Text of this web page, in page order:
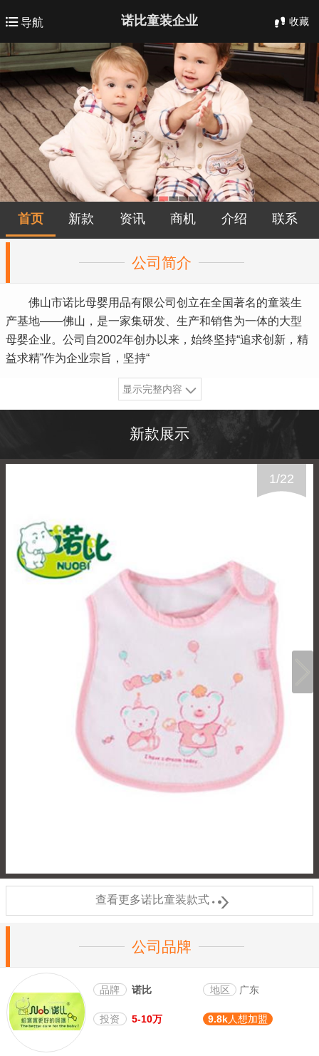
导航 诺比童装企业 收藏
首页 新款 资讯 商机 介绍 联系
公司简介
佛山市诺比母婴用品有限公司创立在全国著名的童装生
产基地——佛山，是一家集研发、生产和销售为一体的大型
母婴企业。公司自2002年创办以来，始终坚持“追求创新，精
益求精”作为企业宗旨，坚持“
显示完整内容
新款展示
1 /22
查看更多诺比童装款式
公司品牌
品牌 诺比 地区 广东
投资 5-10万 9.8k人想加盟